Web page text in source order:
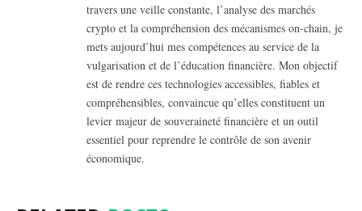
travers une veille constante, l’analyse des marchés
crypto et la compréhension des mécanismes on-chain, je
mets aujourd’hui mes compétences au service de la
vulgarisation et de l’éducation financière. Mon objectif
est de rendre ces technologies accessibles, fiables et
compréhensibles, convaincue qu’elles constituent un
levier majeur de souveraineté financière et un outil
essentiel pour reprendre le contrôle de son avenir
économique.